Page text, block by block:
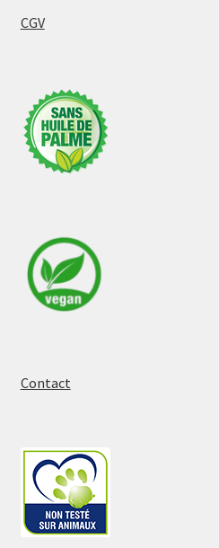
CGV
Contact